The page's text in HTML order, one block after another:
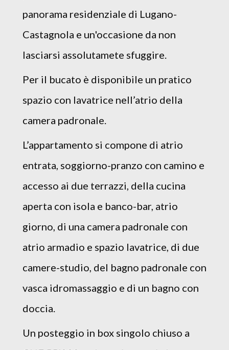
panorama residenziale di Lugano-
Castagnola e un'occasione da non
lasciarsi assolutamete sfuggire.
Per il bucato è disponibile un pratico
spazio con lavatrice nell’atrio della
camera padronale.
L’appartamento si compone di atrio
entrata, soggiorno-pranzo con camino e
accesso ai due terrazzi, della cucina
aperta con isola e banco-bar, atrio
giorno, di una camera padronale con
atrio armadio e spazio lavatrice, di due
camere-studio, del bagno padronale con
vasca idromassaggio e di un bagno con
doccia.
Un posteggio in box singolo chiuso a